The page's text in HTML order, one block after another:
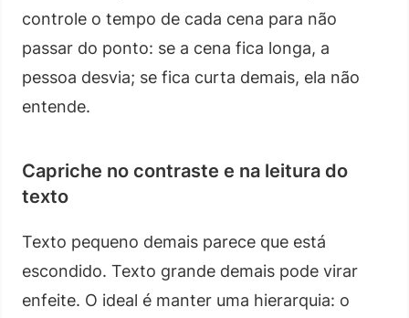
controle o tempo de cada cena para não
passar do ponto: se a cena fica longa, a
pessoa desvia; se fica curta demais, ela não
entende.
Capriche no contraste e na leitura do
texto
Texto pequeno demais parece que está
escondido. Texto grande demais pode virar
enfeite. O ideal é manter uma hierarquia: o